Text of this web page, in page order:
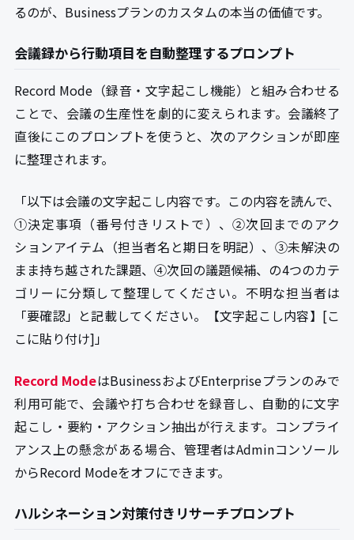
るのが、Businessプランのカスタムの本当の価値です。
会議録から行動項目を自動整理するプロンプト
Record Mode（録音・文字起こし機能）と組み合わせる
ことで、会議の生産性を劇的に変えられます。会議終了
直後にこのプロンプトを使うと、次のアクションが即座
に整理されます。
「以下は会議の文字起こし内容です。この内容を読んで、
①決定事項（番号付きリストで）、②次回までのアク
ションアイテム（担当者名と期日を明記）、③未解決の
まま持ち越された課題、④次回の議題候補、の4つのカテ
ゴリーに分類して整理してください。不明な担当者は
「要確認」と記載してください。【文字起こし内容】[こ
こに貼り付け]」
Record ModeはBusinessおよびEnterpriseプランのみで
利用可能で、会議や打ち合わせを録音し、自動的に文字
起こし・要約・アクション抽出が行えます。コンプライ
アンス上の懸念がある場合、管理者はAdminコンソール
からRecord Modeをオフにできます。
ハルシネーション対策付きリサーチプロンプト